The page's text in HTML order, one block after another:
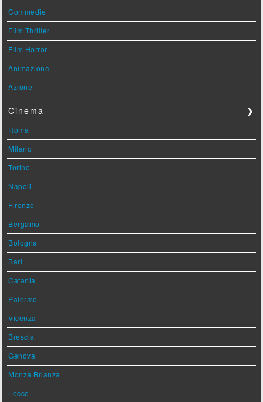
Commedie
Film Thriller
Film Horror
Animazione
Azione
Cinema ❯
Roma
Milano
Torino
Napoli
Firenze
Bergamo
Bologna
Bari
Catania
Palermo
Vicenza
Brescia
Genova
Monza Brianza
Lecce